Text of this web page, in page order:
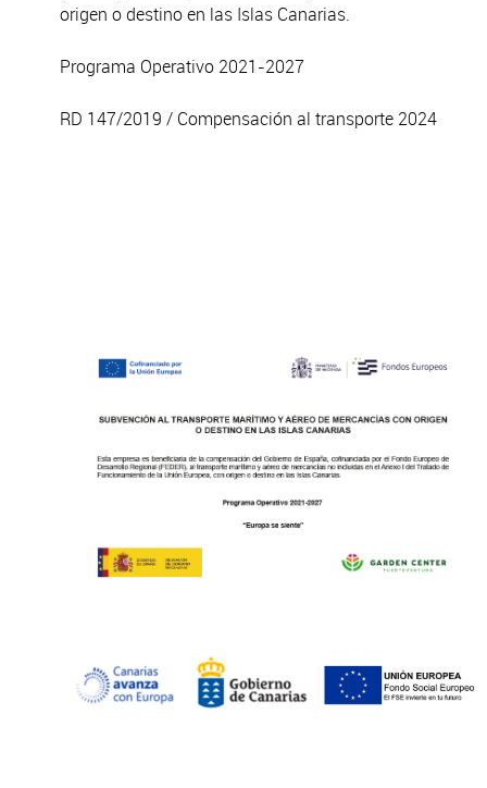
origen o destino en las Islas Canarias.
Programa Operativo 2021-2027
RD 147/2019 / Compensación al transporte 2024